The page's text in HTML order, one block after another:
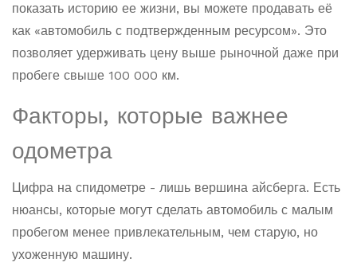
показать историю ее жизни, вы можете продавать её
как «автомобиль с подтвержденным ресурсом». Это
позволяет удерживать цену выше рыночной даже при
пробеге свыше 100 000 км.
Факторы, которые важнее
одометра
Цифра на спидометре - лишь вершина айсберга. Есть
нюансы, которые могут сделать автомобиль с малым
пробегом менее привлекательным, чем старую, но
ухоженную машину.